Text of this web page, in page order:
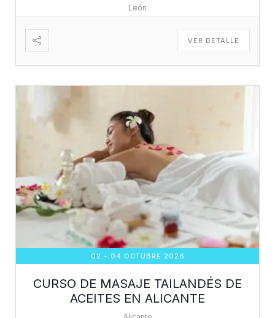
León
VER DETALLE
02 – 04 OCTUBRE 2026
CURSO DE MASAJE TAILANDÉS DE
ACEITES EN ALICANTE